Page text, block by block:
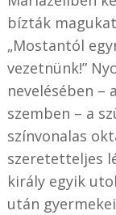
bízták
„Mostantól
vezetnünk!”
nevelésében –
szemben – a
színvonalas
szeretetteljes
király egyik
után